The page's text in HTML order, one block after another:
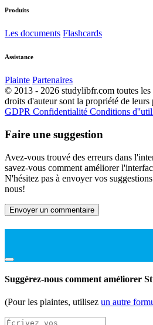
Produits
Les documents Flashcards
Assistance
Plainte Partenaires
© 2013 - 2026 studylibfr.com toutes les
droits d'auteur sont la propriété de leurs
GDPR Confidentialité Conditions
Faire une suggestion
Avez-vous trouvé des erreurs dans
savez-vous comment améliorer
N'hésitez pas à envoyer vos
nous!
Envoyer un commentaire
Suggérez-nous comment améliorer
(Pour les plaintes, utilisez un autre